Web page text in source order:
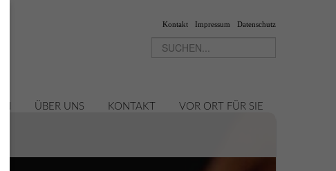
Kontakt Impressum Datenschutz
ÜBER UNS KONTAKT VOR ORT FÜR SIE